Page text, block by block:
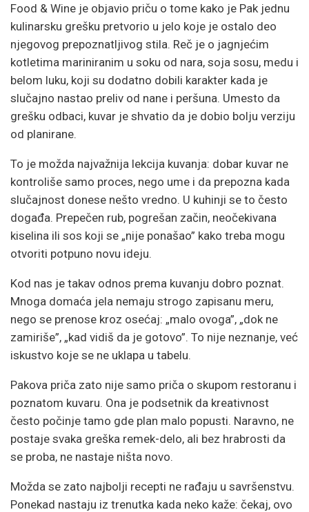
Food & Wine je objavio priču o tome kako je Pak jednu
kulinarsku grešku pretvorio u jelo koje je ostalo deo
njegovog prepoznatljivog stila. Reč je o jagnjećim
kotletima mariniranim u soku od nara, soja sosu, medu i
belom luku, koji su dodatno dobili karakter kada je
slučajno nastao preliv od nane i peršuna. Umesto da
grešku odbaci, kuvar je shvatio da je dobio bolju verziju
od planirane.
To je možda najvažnija lekcija kuvanja: dobar kuvar ne
kontroliše samo proces, nego ume i da prepozna kada
slučajnost donese nešto vredno. U kuhinji se to često
događa. Prepečen rub, pogrešan začin, neočekivana
kiselina ili sos koji se „nije ponašao” kako treba mogu
otvoriti potpuno novu ideju.
Kod nas je takav odnos prema kuvanju dobro poznat.
Mnoga domaća jela nemaju strogo zapisanu meru,
nego se prenose kroz osećaj: „malo ovoga”, „dok ne
zamiriše”, „kad vidiš da je gotovo”. To nije neznanje, već
iskustvo koje se ne uklapa u tabelu.
Pakova priča zato nije samo priča o skupom restoranu i
poznatom kuvaru. Ona je podsetnik da kreativnost
često počinje tamo gde plan malo popusti. Naravno, ne
postaje svaka greška remek-delo, ali bez hrabrosti da
se proba, ne nastaje ništa novo.
Možda se zato najbolji recepti ne rađaju u savršenstvu.
Ponekad nastaju iz trenutka kada neko kaže: čekaj, ovo